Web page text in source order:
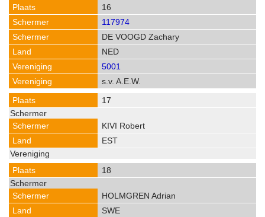
16
117974
DE VOOGD Zachary
NED
5001
s.v. A.E.W.
17
KIVI Robert
EST
18
HOLMGREN Adrian
SWE